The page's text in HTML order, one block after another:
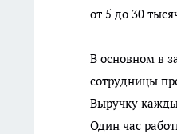
от 5 до 30
В основном в
сотрудницы
Выручку
Один час